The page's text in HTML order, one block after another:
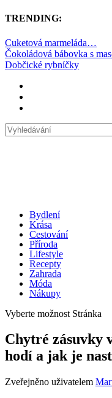
TRENDING:
Cuketová marmeláda…
Čokoládová bábovka s
Dobčické rybníčky
Bydlení
Krása
Cestování
Příroda
Lifestyle
Recepty
Zahrada
Móda
Nákupy
Vyberte možnost Stránka
Chytré zásuvky
hodí a jak je
Zveřejněno uživatelem